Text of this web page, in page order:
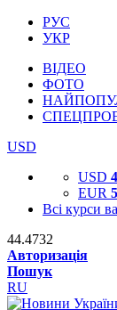
РУС
УКР
ВІДЕО
ФОТО
USD
USD
EUR
Всі курси
44.4732
Авторизація
Пошук
RU